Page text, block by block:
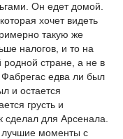
Он едет домой.
хочет видеть
такую же
налогов, и то на
родной стране, а не в
Фабрегас едва ли был
и остается
грусть и
сделал для Арсенала.
лучшие моменты с